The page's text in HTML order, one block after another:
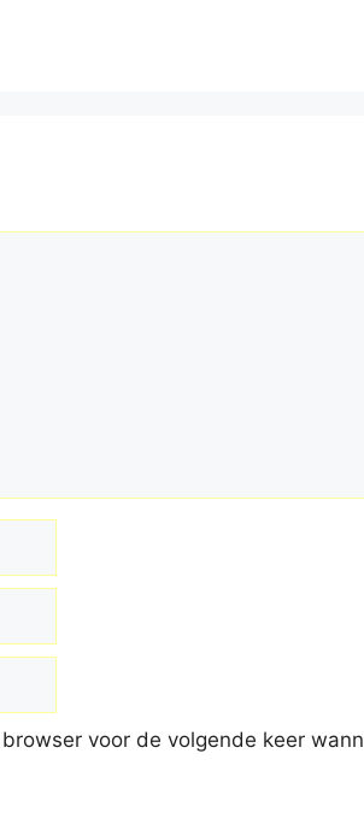
voor de volgende keer